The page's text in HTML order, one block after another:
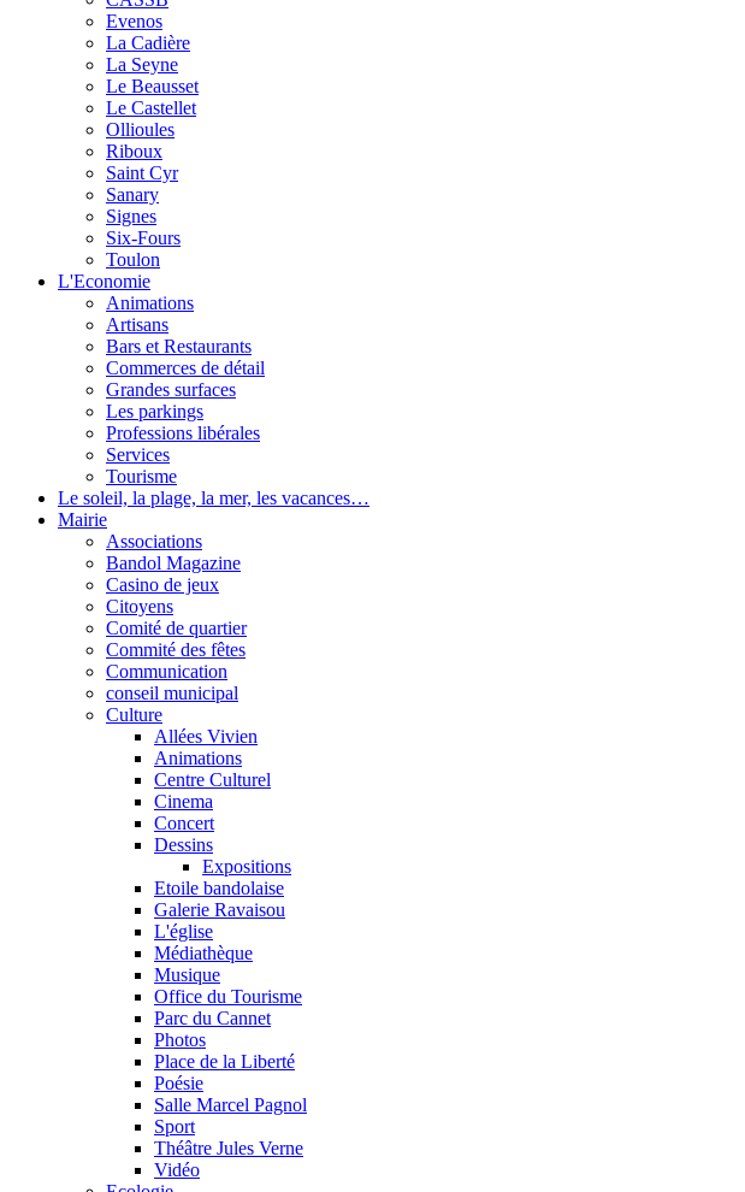
Evenos
La Cadière
La Seyne
Le Beausset
Le Castellet
Ollioules
Riboux
Saint Cyr
Sanary
Signes
Six-Fours
Toulon
L'Economie
Animations
Artisans
Bars et Restaurants
Commerces de détail
Grandes surfaces
Les parkings
Professions libérales
Services
Tourisme
Le soleil, la plage, la mer, les vacances…
Mairie
Associations
Bandol Magazine
Casino de jeux
Citoyens
Comité de quartier
Commité des fêtes
Communication
conseil municipal
Culture
Allées Vivien
Animations
Centre Culturel
Cinema
Concert
Dessins
Expositions
Etoile bandolaise
Galerie Ravaisou
L'église
Médiathèque
Musique
Office du Tourisme
Parc du Cannet
Photos
Place de la Liberté
Poésie
Salle Marcel Pagnol
Sport
Théâtre Jules Verne
Vidéo